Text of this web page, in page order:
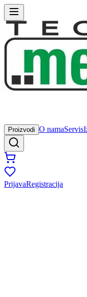
Proizvodi O namaServis
PrijavaRegistracija